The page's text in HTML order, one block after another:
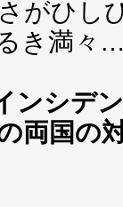
がひし
き満
シデ
両国の